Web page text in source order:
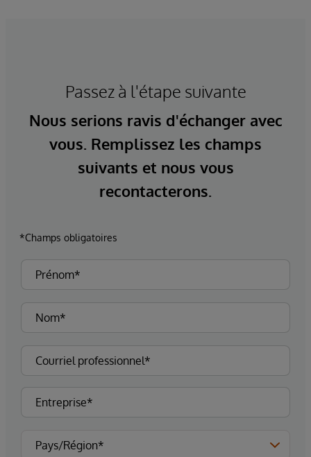
Passez à l'étape suivante
Nous serions ravis d'échanger avec
vous. Remplissez les champs
suivants et nous vous
recontacterons.
*Champs obligatoires